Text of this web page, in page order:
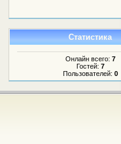
Статистика
Онлайн всего: 7
Гостей: 7
Пользователей: 0